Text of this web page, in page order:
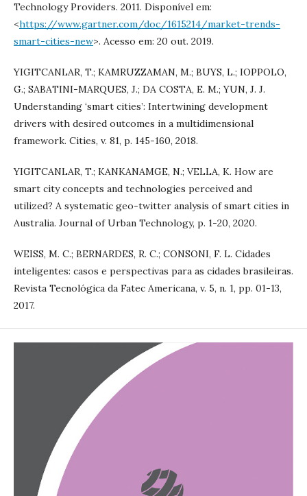
Technology Providers. 2011. Disponível em:
<https://www.gartner.com/doc/1615214/market-trends-
smart-cities-new>. Acesso em: 20 out. 2019.
YIGITCANLAR, T.; KAMRUZZAMAN, M.; BUYS, L.; IOPPOLO,
G.; SABATINI-MARQUES, J.; DA COSTA, E. M.; YUN, J. J.
Understanding ‘smart cities’: Intertwining development
drivers with desired outcomes in a multidimensional
framework. Cities, v. 81, p. 145-160, 2018.
YIGITCANLAR, T.; KANKANAMGE, N.; VELLA, K. How are
smart city concepts and technologies perceived and
utilized? A systematic geo-twitter analysis of smart cities in
Australia. Journal of Urban Technology, p. 1-20, 2020.
WEISS, M. C.; BERNARDES, R. C.; CONSONI, F. L. Cidades
inteligentes: casos e perspectivas para as cidades brasileiras.
Revista Tecnológica da Fatec Americana, v. 5, n. 1, pp. 01-13,
2017.